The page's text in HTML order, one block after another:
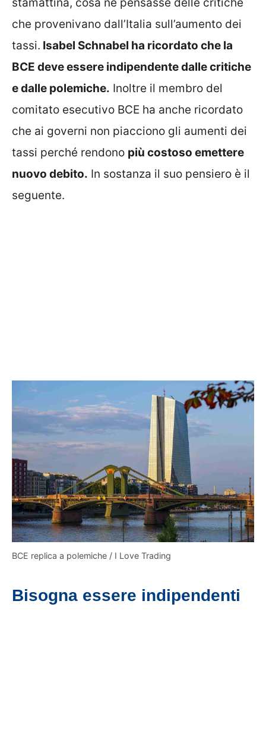
che provenivano dall’Italia sull’aumento dei
tassi. Isabel Schnabel ha ricordato che la
BCE deve essere indipendente dalle critiche
e dalle polemiche. Inoltre il membro del
comitato esecutivo BCE ha anche ricordato
che ai governi non piacciono gli aumenti dei
tassi perché rendono più costoso emettere
nuovo debito. In sostanza il suo pensiero è il
seguente.
BCE replica a polemiche / I Love Trading
Bisogna essere indipendenti